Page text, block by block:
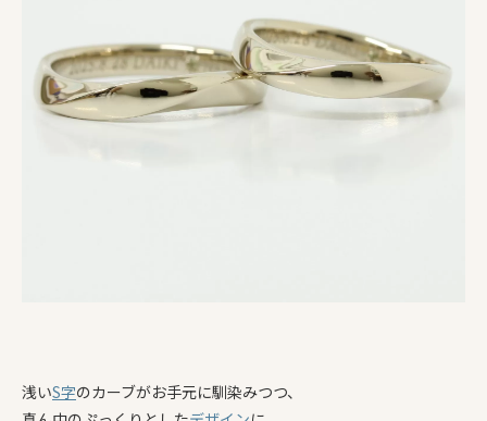
浅いS字のカーブがお手元に馴染みつつ、